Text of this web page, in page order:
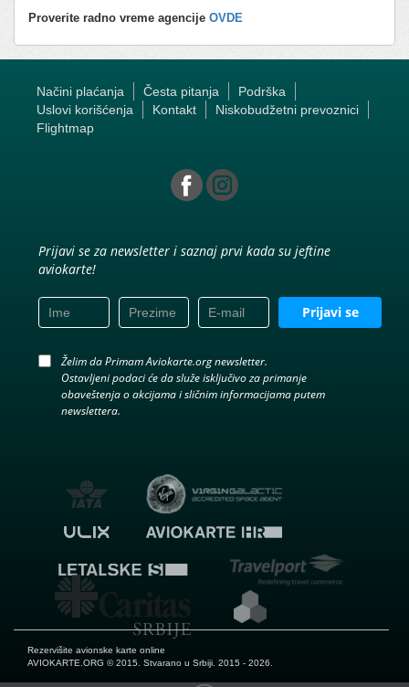
Proverite radno vreme agencije OVDE
Načini plaćanja Česta pitanja
Podrška
Uslovi korišćenja
Kontakt
Niskobudžetni prevoznici
Flightmap
Prijavi se za newsletter i saznaj prvi kada su jeftine
aviokarte!
Prijavi se
Želim da Primam Aviokarte.org newsletter.
Ostavljeni podaci će da služe isključivo za primanje
obaveštenja o akcijama i sličnim informacijama putem
newslettera.
Rezervišite avionske karte online
AVIOKARTE.ORG © 2015. Stvarano u Srbiji. 2015 - 2026.